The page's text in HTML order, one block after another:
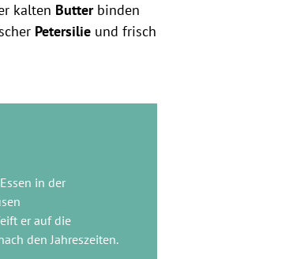
kalten Butter binden
Petersilie und frisch
in der
er auf die
den Jahreszeiten.